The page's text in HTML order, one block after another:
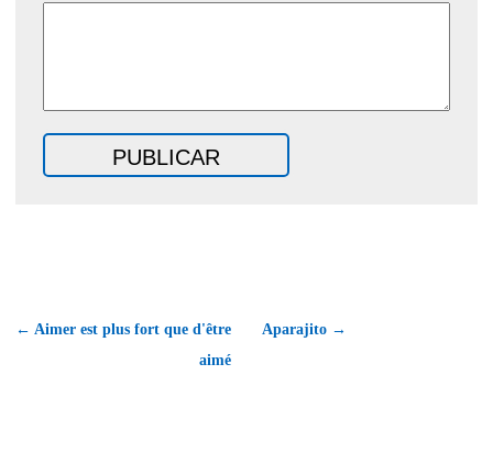
← Aimer est plus fort que d'être
aimé
Aparajito →